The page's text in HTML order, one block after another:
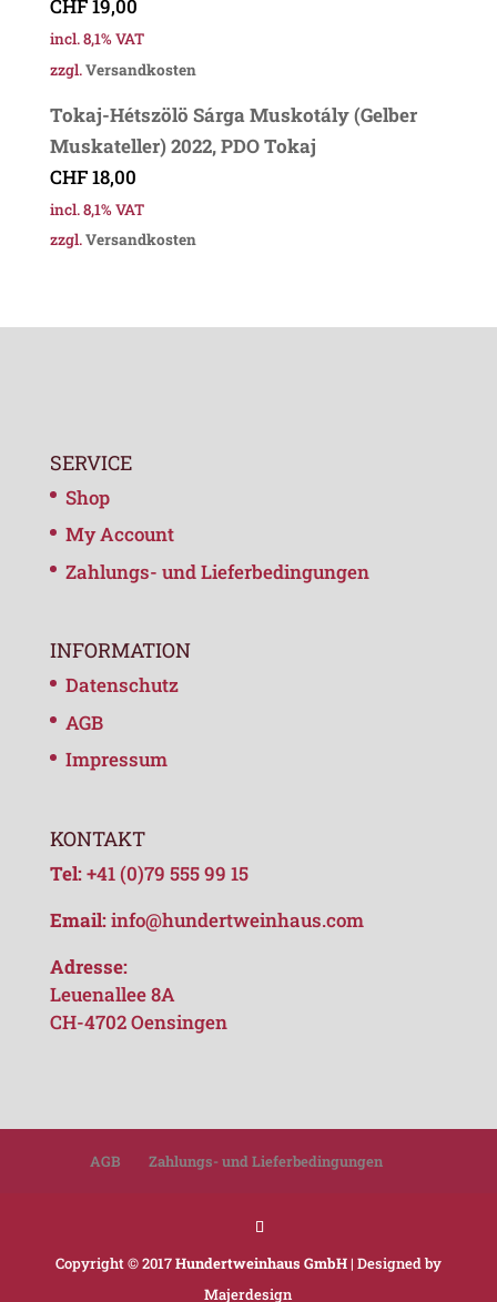
CHF19,00
incl. 8,1% VAT
zzgl.Versandkosten
Tokaj-Hétszölö Sárga Muskotály (Gelber
Muskateller) 2022, PDO Tokaj
CHF18,00
incl. 8,1% VAT
zzgl.Versandkosten
SERVICE
Shop
My Account
Zahlungs- und Lieferbedingungen
INFORMATION
Datenschutz
AGB
Impressum
KONTAKT
Tel:+41 (0)79 555 99 15
Email:info@hundertweinhaus.com
Adresse:
Leuenallee 8A
CH-4702 Oensingen
AGB Zahlungs- und Lieferbedingungen
Copyright © 2017Hundertweinhaus GmbH| Designed by
Majerdesign